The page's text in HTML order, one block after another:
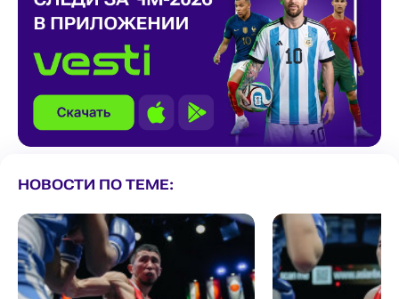
НОВОСТИ ПО ТЕМЕ: